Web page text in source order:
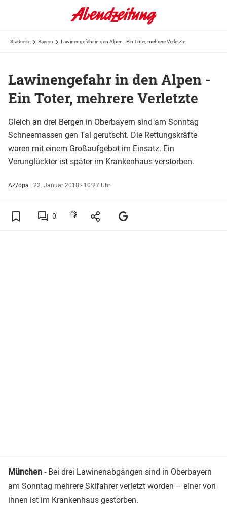
Startseite Bayern Lawinengefahr in den Alpen - Ein Toter, mehrere Verletzte
Lawinengefahr in den Alpen -
Ein Toter, mehrere Verletzte
Gleich an drei Bergen in Oberbayern sind am Sonntag
Schneemassen gen Tal gerutscht. Die Rettungskräfte
waren mit einem Großaufgebot im Einsatz. Ein
Verunglückter ist später im Krankenhaus verstorben.
AZ/dpa | 22. Januar 2018 - 10:27 Uhr
0
München - Bei drei Lawinenabgängen sind in Oberbayern
am Sonntag mehrere Skifahrer verletzt worden – einer von
ihnen ist im Krankenhaus gestorben.